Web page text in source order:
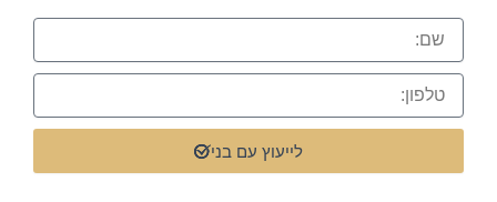
לייעוץ עם בני